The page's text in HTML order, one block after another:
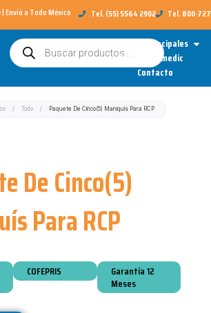
Envió a Todo México​ Tel. (55) 5564 2902 Tel. 800-
Búsqueda
de
productos
Categorías Principales
Sobre Redimedic
Contacto
/ Todo / Paquete De Cinco(5) Maniquís Para RCP
De Cinco(5)
Para RCP
COFEPRIS
Garantía 12
Meses